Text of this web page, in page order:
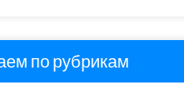
по рубрикам